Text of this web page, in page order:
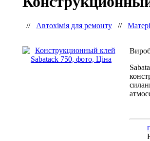
// Автохімія для ремонту //